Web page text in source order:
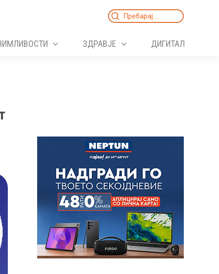
Search
ЗДРАВЈЕ ДИГИТАЛ